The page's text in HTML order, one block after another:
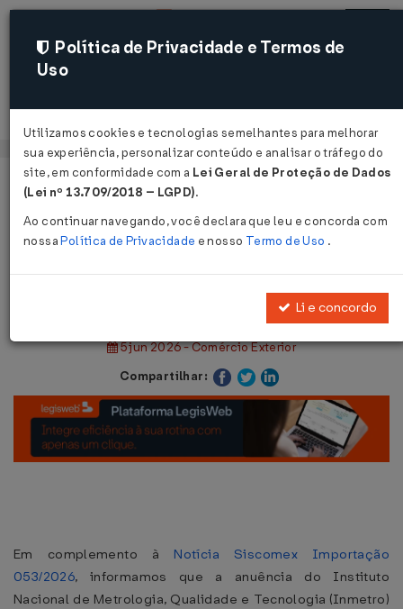
Acessar
Página Inicial
Notícias
Complementação da NSI 053/2026
5 jun 2026 - Comércio Exterior
Compartilhar:
Em complemento à Notícia Siscomex Importação
053/2026, informamos que a anuência do Instituto
Nacional de Metrologia, Qualidade e Tecnologia (Inmetro)
Política de Privacidade e Termos de
Uso
Utilizamos cookies e tecnologias semelhantes para melhorar
sua experiência, personalizar conteúdo e analisar o tráfego do
site, em conformidade com a Lei Geral de Proteção de Dados
(Lei nº 13.709/2018 – LGPD).
Ao continuar navegando, você declara que leu e concorda com
nossaPolítica de Privacidade e nosso Termo de Uso .
Li e concordo